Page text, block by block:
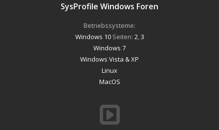
SysProfile Windows Foren
Betriebssysteme:
Windows 10Seiten: 2 3
Windows 7
Windows Vista & XP
Linux
MacOS